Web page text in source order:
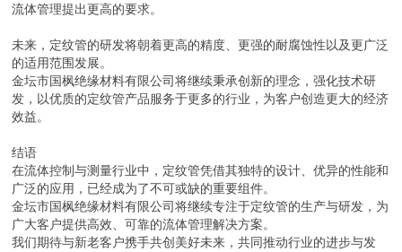
流体管理提出更高的要求。
未来，定纹管的研发将朝着更高的精度、更强的耐腐蚀性以及更广泛
的适用范围发展。
金坛市国枫绝缘材料有限公司将继续秉承创新的理念，强化技术研
发，以优质的定纹管产品服务于更多的行业，为客户创造更大的经济
效益。
结语
在流体控制与测量行业中，定纹管凭借其独特的设计、优异的性能和
广泛的应用，已经成为了不可或缺的重要组件。
金坛市国枫绝缘材料有限公司将继续专注于定纹管的生产与研发，为
广大客户提供高效、可靠的流体管理解决方案。
我们期待与新老客户携手共创美好未来，共同推动行业的进步与发